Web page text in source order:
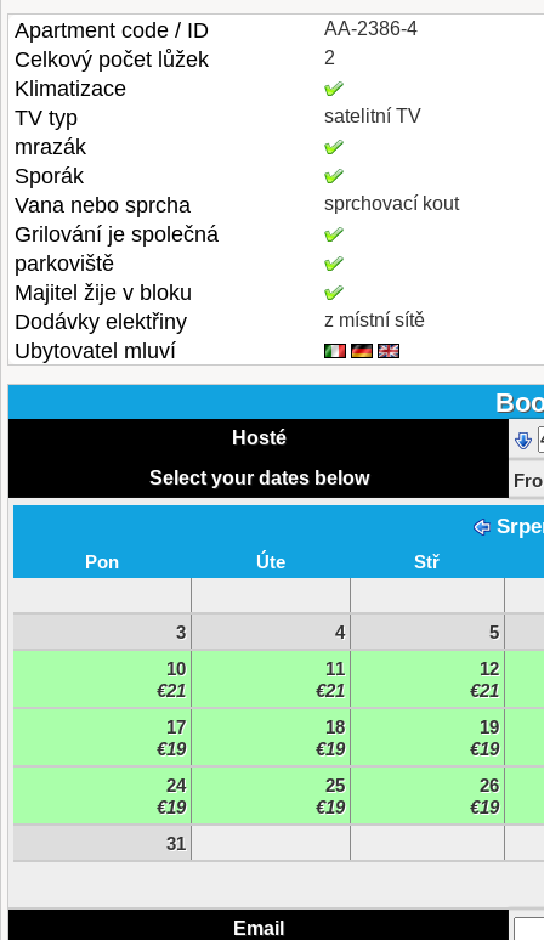
Apartment code / ID AA-2386-4
Celkový počet lůžek 2
Klimatizace
TV typ
satelitní TV
mrazák
Sporák
Vana nebo sprcha
sprchovací kout
Grilování je společná
parkoviště
Majitel žije v bloku
Dodávky elektřiny
z místní sítě
Ubytovatel mluví
Hosté
Select your dates below
Pon Úte Stř
3 4
5
10
€21
11
€21
12
€21
17
€19
18
€19
19
€19
24
€19
25
€19
26
€19
31
Email